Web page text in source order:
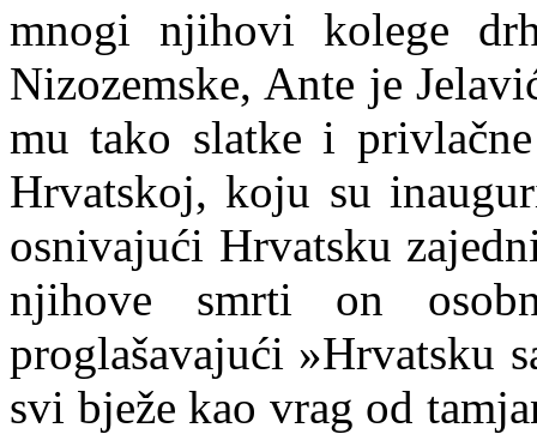
mnogi njihovi kolege
Nizozemske, Ante je
mu tako slatke i
Hrvatskoj, koju su
osnivajući Hrvatsku
njihove smrti on
proglašavajući »Hrvatsku
svi bježe kao vrag od